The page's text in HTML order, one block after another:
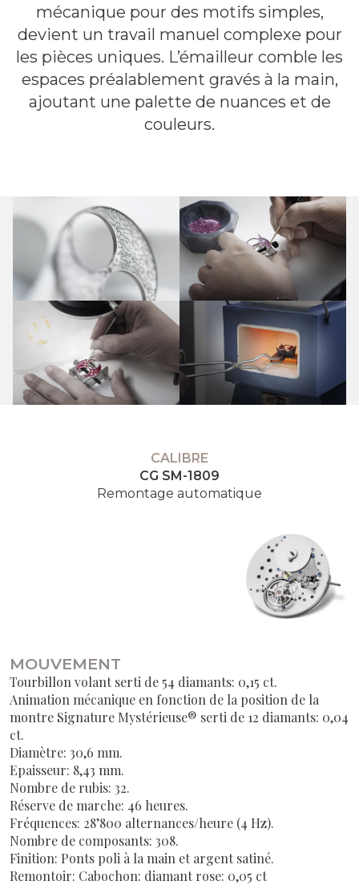
mécanique pour des motifs simples,
devient un travail manuel complexe pour
les pièces uniques. L’émailleur comble les
espaces préalablement gravés à la main,
ajoutant une palette de nuances et de
couleurs.
CALIBRE
CG SM-1809
Remontage automatique
MOUVEMENT
Tourbillon volant serti de 54 diamants: 0,15 ct.
Animation mécanique en fonction de la position de la
montre Signature Mystérieuse® serti de 12 diamants: 0,04
ct.
Diamètre: 30,6 mm.
Epaisseur: 8,43 mm.
Nombre de rubis: 32.
Réserve de marche: 46 heures.
Fréquences: 28’800 alternances/heure (4 Hz).
Nombre de composants: 308.
Finition: Ponts poli à la main et argent satiné.
Remontoir: Cabochon: diamant rose: 0,05 ct